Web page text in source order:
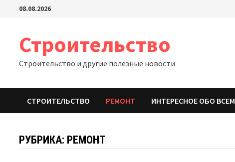
Перейти08.08.2026
Строительство
Строительство и другие полезные новости
СТРОИТЕЛЬСТВО РЕМОНТ ИНТЕРЕСНОЕ ОБО ВСЕМ
РУБРИКА: РЕМОНТ